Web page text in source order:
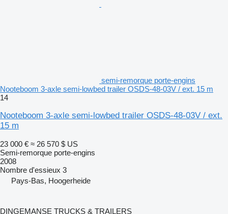
semi-remorque porte-engins
Nooteboom 3-axle semi-lowbed trailer OSDS-48-03V / ext. 15 m
14
Nooteboom 3-axle semi-lowbed trailer OSDS-48-03V / ext.
15 m
23 000 € ≈ 26 570 $ US
Semi-remorque porte-engins
2008
Nombre d'essieux 3
Pays-Bas, Hoogerheide
DINGEMANSE TRUCKS & TRAILERS